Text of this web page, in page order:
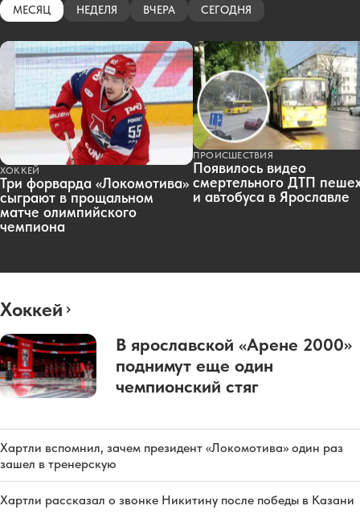
МЕСЯЦ НЕДЕЛЯ ВЧЕРА СЕГОДНЯ
ХОККЕЙ
Три форварда «Локомотива»
сыграют в прощальном
матче олимпийского
чемпиона
ПРОИСШЕСТВИЯ
Появилось видео
смертельного ДТП
и автобуса в Ярославле
Хоккей
В ярославской «Арене 2000»
поднимут еще один
чемпионский стяг
Хартли вспомнил, зачем президент «Локомотива» один раз
зашел в тренерскую
Хартли рассказал о звонке Никитину после победы в Казани